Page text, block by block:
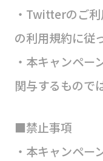
・Twitterのご
の利用規約に従
・本キャンペー
関与するもので
■禁止事項
・本キャンペー